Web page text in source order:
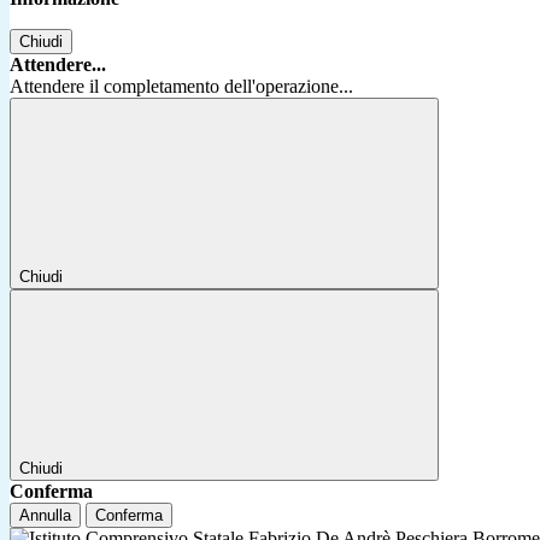
Chiudi
Attendere...
Attendere il completamento dell'operazione...
Chiudi
Chiudi
Conferma
Annulla Conferma